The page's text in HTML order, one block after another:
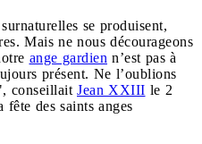
se produisent,
Mais ne nous décourageons
ange gardien n’est pas à
présent. Ne l’oublions
conseillait Jean XXIII le 2
fête des saints anges